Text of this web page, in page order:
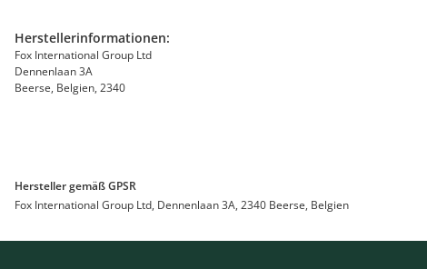
Herstellerinformationen:
Fox International Group Ltd
Dennenlaan 3A
Beerse, Belgien, 2340
Hersteller gemäß GPSR
Fox International Group Ltd, Dennenlaan 3A, 2340 Beerse, Belgien